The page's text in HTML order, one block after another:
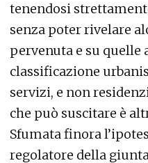
tenendosi
senza poter rivelare
pervenuta e su quelle
classificazione
servizi, e non
che può suscitare è
Sfumata finora
regolatore della